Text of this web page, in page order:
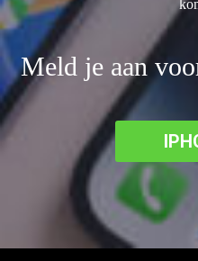
Meld je aan